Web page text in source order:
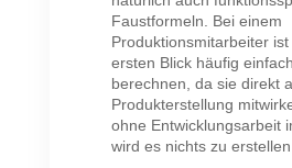
Faustformeln. Bei einem
Produktionsmitarbeiter
ersten Blick häufig
berechnen, da sie direkt
Produkterstellung
ohne Entwicklungsarbeit
wird es nichts zu erstellen